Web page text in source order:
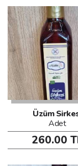
Üzüm
Adet
260.00